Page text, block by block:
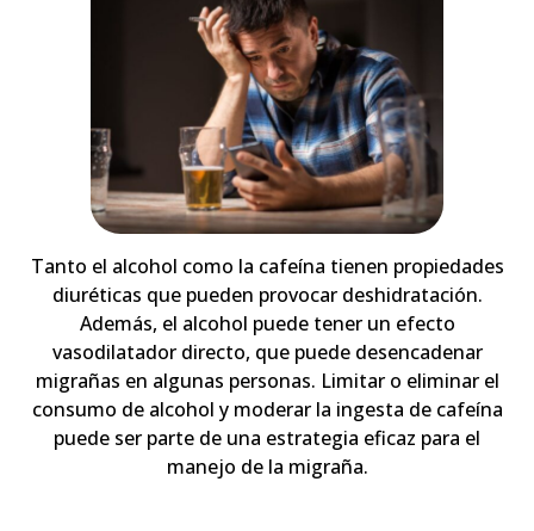
Tanto el alcohol como la cafeína tienen propiedades
diuréticas que pueden provocar deshidratación.
Además, el alcohol puede tener un efecto
vasodilatador directo, que puede desencadenar
migrañas en algunas personas. Limitar o eliminar el
consumo de alcohol y moderar la ingesta de cafeína
puede ser parte de una estrategia eficaz para el
manejo de la migraña.